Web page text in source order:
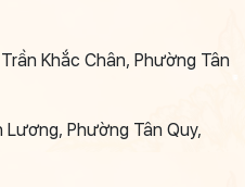
Khắc Chân, Phường Tân
Phường Tân Quy,